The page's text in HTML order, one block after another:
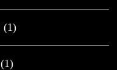
(1)
(1)